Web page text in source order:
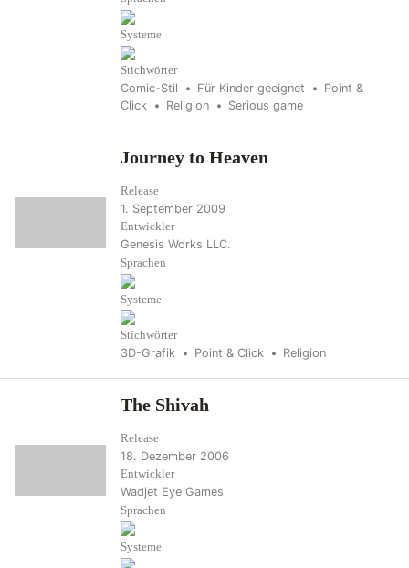
Systeme
Stichwörter
Comic-Stil Für Kinder geeignet
Point &
Click
Religion Serious game
Journey to Heaven
Release
1. September 2009
Entwickler
Genesis Works LLC.
Sprachen
Systeme
Stichwörter
3D-Grafik Point & Click Religion
The Shivah
Release
18. Dezember 2006
Entwickler
Wadjet Eye Games
Sprachen
Systeme